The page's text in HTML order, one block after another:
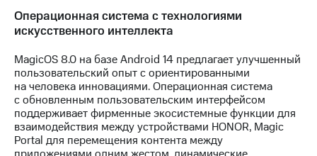
Операционная система с технологиями
искусственного интеллекта
MagicOS 8.0 на базе Android 14 предлагает улучшенный
пользовательский опыт с ориентированными
на человека инновациями. Операционная система
с обновленным пользовательским интерфейсом
поддерживает фирменные экосистемные функции для
взаимодействия между устройствами HONOR, Magic
Portal для перемещения контента между